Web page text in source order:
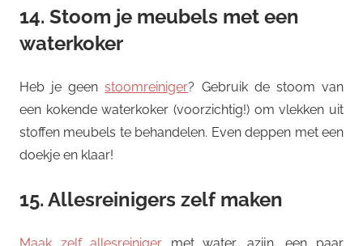
14. Stoom je meubels met een
waterkoker
Heb je geenstoomreiniger? Gebruik de stoom van
een kokende waterkoker (voorzichtig!) om vlekken uit
stoffen meubels te behandelen. Even deppen met een
doekje en klaar!
15. Allesreinigers zelf maken
Maak zelf allesreiniger met water, azijn, een paar